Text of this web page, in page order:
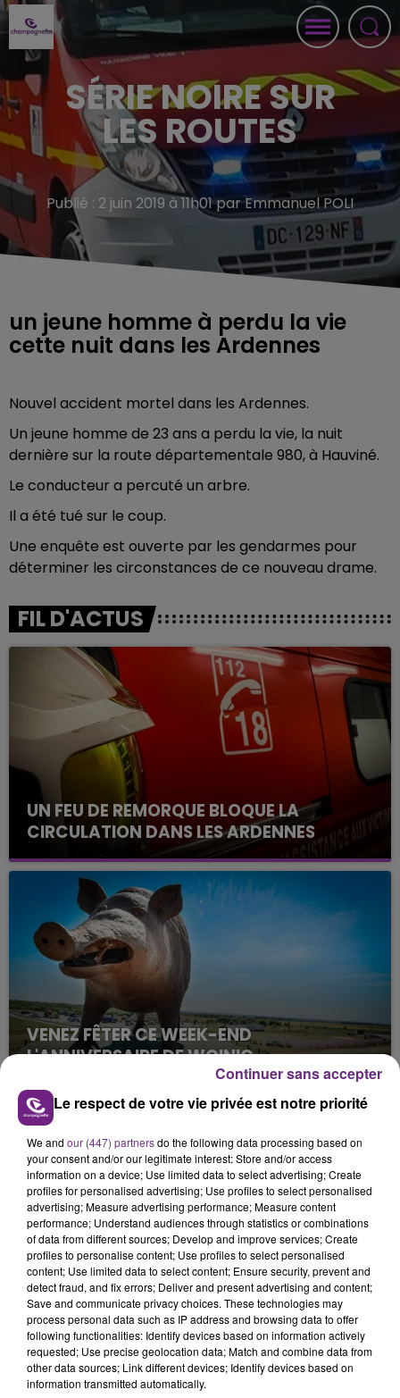
SÉRIE NOIRE SUR
LES ROUTES
Publié : 2 juin 2019 à 11h01 par Emmanuel POLI
un jeune homme à perdu la vie
cette nuit dans les Ardennes
Nouvel accident mortel dans les Ardennes.
Un jeune homme de 23 ans a perdu la vie, la nuit
dernière sur la route départementale 980, à Hauviné.
Le conducteur a percuté un arbre.
Il a été tué sur le coup.
Une enquête est ouverte par les gendarmes pour
déterminer les circonstances de ce nouveau drame.
FIL D'ACTUS
UN FEU DE REMORQUE BLOQUE LA
CIRCULATION DANS LES ARDENNES
Un feu de remorque s'est déclaré ce mercredi en
fin de matinée sur l'A34.
VENEZ FÊTER CE WEEK-END
L'ANNIVERSAIRE DE WOINIC
Ce samedi 8 août sera un grand jour :
l'anniversaire du plus gros sanglier du monde.
Une fête est donc organisée et vous êtes tous
conviés !
TITRES DIFFUSÉS
13h40
13h40
LEONA LEWIS
Bleeding Love
13h37
13h37
JENNIFER LOPEZ & DAVID GUETTA
Le respect de votre vie privée est notre priorité
We and our (447) partnersdo the following data processing based on
your consent and/or our legitimate interest: Store and/or access
information on a device; Use limited data to select advertising; Create
profiles for personalised advertising; Use profiles to select personalised
advertising; Measure advertising performance; Measure content
performance; Understand audiences through statistics or combinations
of data from different sources; Develop and improve services; Create
profiles to personalise content; Use profiles to select personalised
content; Use limited data to select content; Ensure security, prevent and
detect fraud, and fix errors; Deliver and present advertising and content;
Save and communicate privacy choices. These technologies may
process personal data such as IP address and browsing data to offer
following functionalities: Identify devices based on information actively
requested; Use precise geolocation data; Match and combine data from
other data sources; Link different devices; Identify devices based on
information transmitted automatically.
Continuer sans accepter